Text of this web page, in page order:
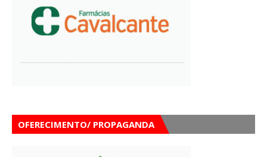
OFERECIMENTO/ PROPAGANDA